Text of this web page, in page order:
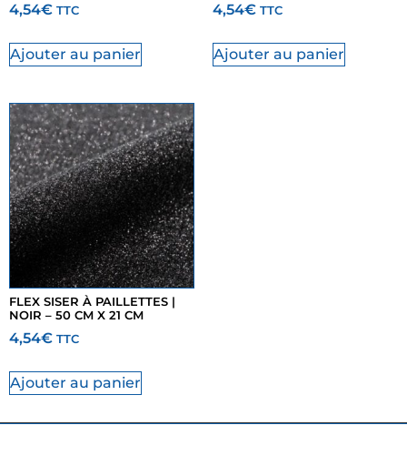
4,54€ TTC
Ajouter au panier
4,54€ TTC
Ajouter au panier
FLEX SISER À PAILLETTES |
NOIR – 50 CM X 21 CM
4,54€ TTC
Ajouter au panier